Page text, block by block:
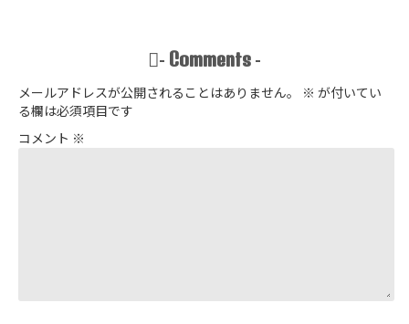
- Comments -
メールアドレスが公開されることはありません。 ※ が付いてい
る欄は必須項目です
コメント ※